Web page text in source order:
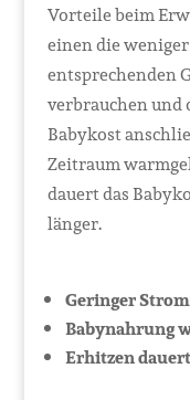
Vorteile beim
einen die
entsprechenden
verbrauchen und
Babykost
Zeitraum
dauert das
länger.
Geringer
Babynahrung
Erhitzen